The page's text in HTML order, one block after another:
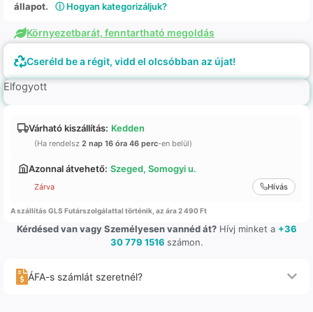
állapot.
ⓘ Hogyan kategorizáljuk?
Környezetbarát, fenntartható megoldás
Cseréld be a régit, vidd el olcsóbban az újat!
Elfogyott
Várható kiszállítás: Kedden
(Ha rendelsz 2 nap 16 óra 46 perc-en belül)
Azonnal átvehető: Szeged, Somogyi u.
Zárva Hívás
A szállítás GLS Futárszolgálattal történik, az ára 2 490 Ft
Kérdésed van vagy Személyesen vannéd át?Hívj minket a +36
30 779 1516 számon.
ÁFA-s számlát szeretnél?